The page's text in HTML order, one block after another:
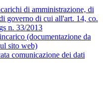
di amministrazione, di
governo di cui all'art. 14, co.
n. 33/2013
(documentazione da
sito web)
comunicazione dei dati